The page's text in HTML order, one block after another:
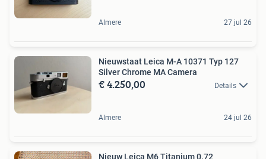
Almere 27 jul 26
Nieuwstaat Leica M-A 10371 Typ 127
Silver Chrome MA Camera
€ 4.250,00 Details
Almere 24 jul 26
Nieuw Leica M6 Titanium 0.72